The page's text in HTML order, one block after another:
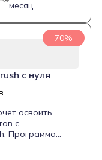
месяц
с нуля
70%
освоить
с
Программа